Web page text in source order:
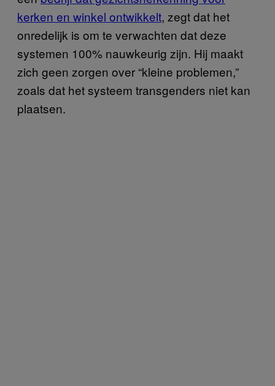
kerken en winkel ontwikkelt, zegt dat het
onredelijk is om te verwachten dat deze
systemen 100% nauwkeurig zijn. Hij maakt
zich geen zorgen over “kleine problemen,”
zoals dat het systeem transgenders niet kan
plaatsen.